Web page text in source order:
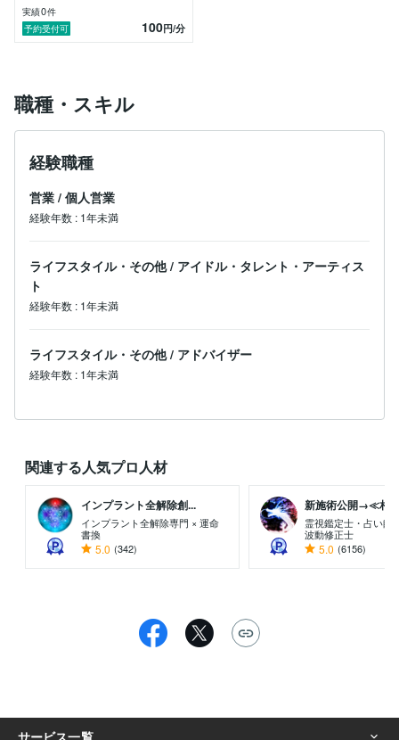
実績0件
予約受付可
100円/分
職種・スキル
経験職種
営業 / 個人営業
経験年数 : 1年未満
ライフスタイル・その他 / アイドル・タレント・アーティス
ト
経験年数 : 1年未満
ライフスタイル・その他 / アドバイザー
経験年数 : 1年未満
関連する人気プロ人材
インプラント全解除創...
インプラント全解除専門 × 運命
書換
5.0 (342)
新施術公開→≪相
霊視鑑定士・占い師
波動修正士
5.0 (6156)